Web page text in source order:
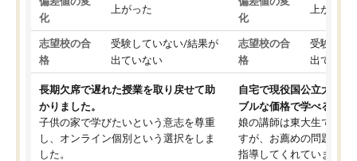
化
上がった
志望校の合
格
受験していない/結果が
出ていない
長期欠席で遅れた授業を取り戻せて助
かりました。
子供の家で学びたいという意志を尊重
し、オンライン個別という選択をしま
した。
化
上がった
志望校の合
格
受験して
出ていな
自宅で現役国公立大学生
ブルな価格で学べる
娘の講師は東大生では無
すが、お薦めの問題集や
指導してくれています。